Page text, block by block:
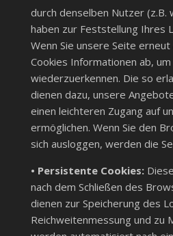
durch denselben Nutzer (z.B.
haben zur Feststellung Ihres
Wenn Sie unsere Seite
Cookies Informationen ab,
wiederzuerkennen. Die so
dienen dazu, unsere
einen leichteren Zugang auf
ermöglichen. Wenn Sie den
sich ausloggen, werden die
• Persistente Cookies:
nach dem Schließen des
dienen zur Speicherung des
Reichweitenmessung und zu